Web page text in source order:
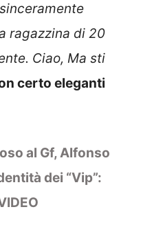
ragazzina di 20
Ciao, Ma sti
certo eleganti
al Gf, Alfonso
dei “Vip”: